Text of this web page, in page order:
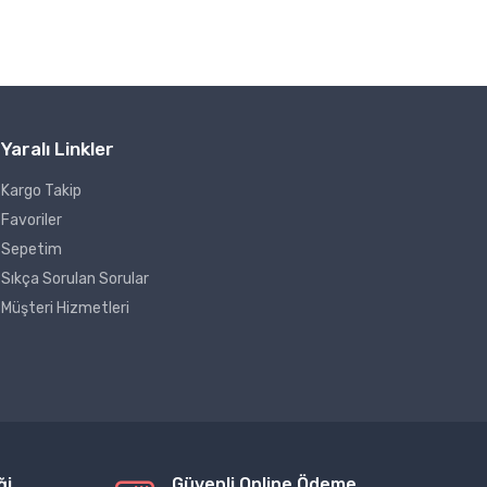
Yaralı Linkler
Kargo Takip
Favoriler
Sepetim
Sıkça Sorulan Sorular
Müşteri Hizmetleri